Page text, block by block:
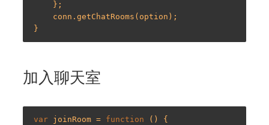
加入聊天室
var joinRoom = function ( ) {